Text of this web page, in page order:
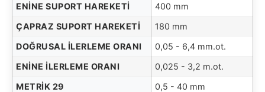
ENINE SUPORT HAREKETI
400 mm
ÇAPRAZ SUPORT HAREKETI
180 mm
DOĞRUSAL İLERLEME ORANI
0,05 - 6,4 mm.ot.
ENINE İLERLEME ORANI
0,025 - 3,2 m.ot.
METRIK 29
0,5 - 40 mm